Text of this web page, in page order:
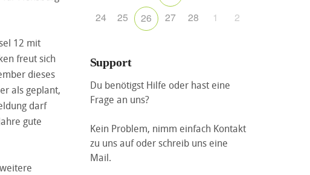
12 mit
freut sich
dieses
als geplant,
darf
gute
24
25 26 27 28 1 2
Support
Du benötigst Hilfe oder hast eine
Frage an uns?
Kein Problem, nimm einfach Kontakt
zu uns auf oder schreib uns eine
Mail.